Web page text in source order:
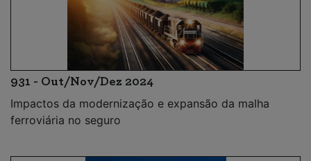
931 - Out/Nov/Dez 2024
Impactos da modernização e expansão da malha
ferroviária no seguro